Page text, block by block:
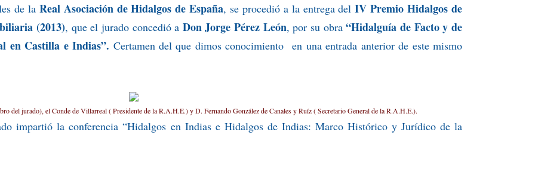
de la Real Asociación de Hidalgos de España, se procedió a la entrega delIV Premio Hidalgos de
(2013), que el jurado concedió a Don Jorge Pérez León, por su obra“Hidalguía de Facto y de
en Castilla e Indias”. Certamen del que dimos conocimiento en una entrada anterior de este mismo
del jurado), el Conde de Villarreal ( Presidente de la R.A.H.E.) y D. Fernando González de Canales y Ruíz ( Secretario General de la R.A.H.E.).
impartió la conferencia “Hidalgos en Indias e Hidalgos de Indias: Marco Histórico y Jurídico de la